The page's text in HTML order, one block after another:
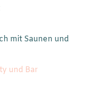
mit Saunen und
und Bar